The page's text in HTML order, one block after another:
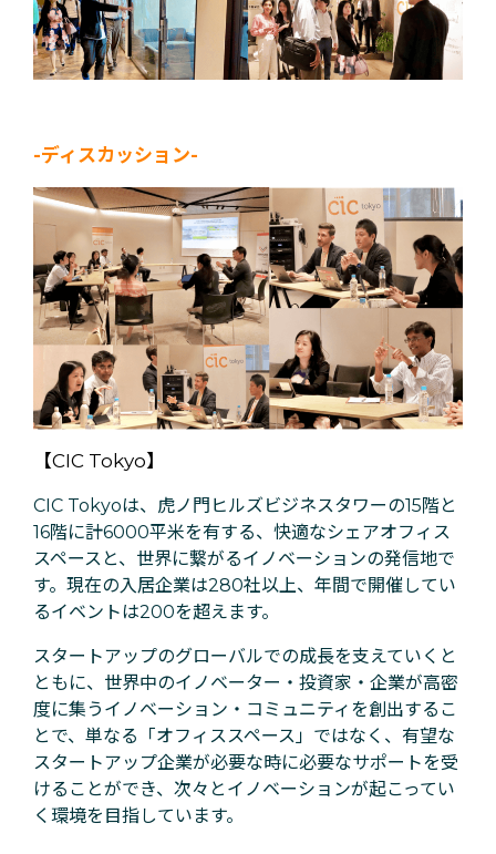
-ディスカッション-
【CIC Tokyo】
CIC Tokyoは、虎ノ門ヒルズビジネスタワーの15階と
16階に計6000平米を有する、快適なシェアオフィス
スペースと、世界に繋がるイノベーションの発信地で
す。現在の入居企業は280社以上、年間で開催してい
るイベントは200を超えます。
スタートアップのグローバルでの成長を支えていくと
ともに、世界中のイノベーター・投資家・企業が高密
度に集うイノベーション・コミュニティを創出するこ
とで、単なる「オフィススペース」ではなく、有望な
スタートアップ企業が必要な時に必要なサポートを受
けることができ、次々とイノベーションが起こってい
く環境を目指しています。